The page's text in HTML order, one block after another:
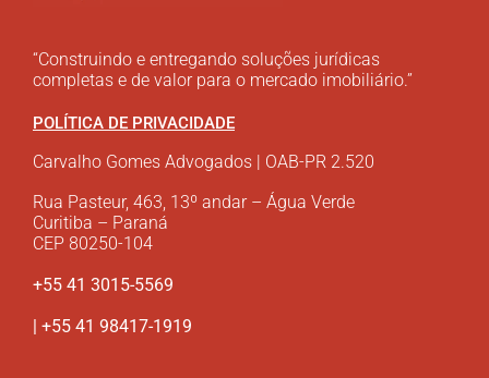
“Construindo e entregando soluções jurídicas
completas e de valor para o mercado imobiliário.”
POLÍTICA DE PRIVACIDADE
Carvalho Gomes Advogados | OAB-PR 2.520
Rua Pasteur, 463, 13º andar – Água Verde
Curitiba – Paraná
CEP 80250-104
+55 41 3015-5569
| +55 41 98417-1919